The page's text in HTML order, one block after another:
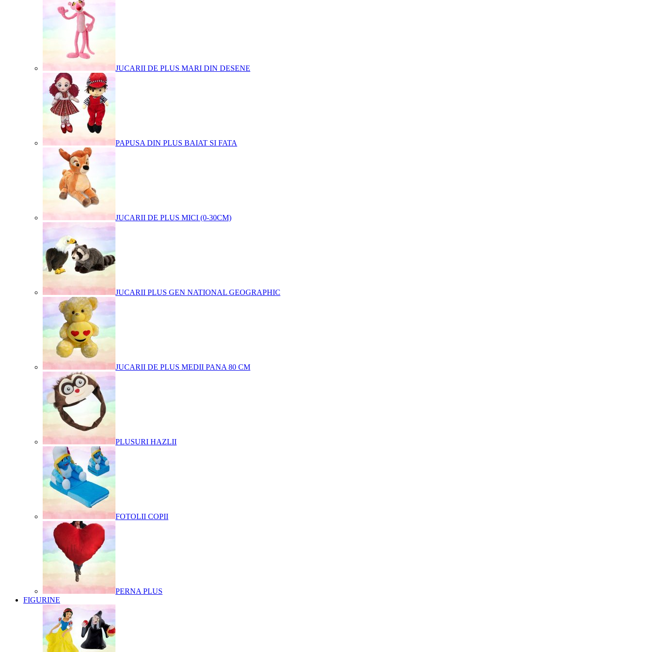
JUCARII DE PLUS MARI DIN DESENE
PAPUSA DIN PLUS BAIAT SI FATA
JUCARII DE PLUS MICI (0-30CM)
JUCARII PLUS GEN NATIONAL GEOGRAPHIC
JUCARII DE PLUS MEDII PANA 80 CM
PLUSURI HAZLII
FOTOLII COPII
PERNA PLUS
FIGURINE